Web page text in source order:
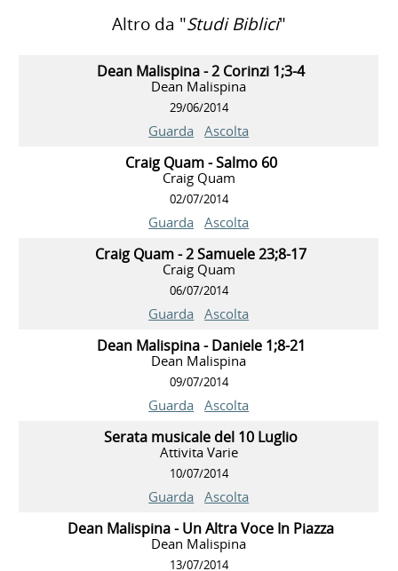
Altro da "Studi Biblici"
Dean Malispina - 2 Corinzi 1;3-4
Dean Malispina
29/06/2014
Guarda Ascolta
Craig Quam - Salmo 60
Craig Quam
02/07/2014
Guarda Ascolta
Craig Quam - 2 Samuele 23;8-17
Craig Quam
06/07/2014
Guarda Ascolta
Dean Malispina - Daniele 1;8-21
Dean Malispina
09/07/2014
Guarda Ascolta
Serata musicale del 10 Luglio
Attivita Varie
10/07/2014
Guarda Ascolta
Dean Malispina - Un Altra Voce In Piazza
Dean Malispina
13/07/2014